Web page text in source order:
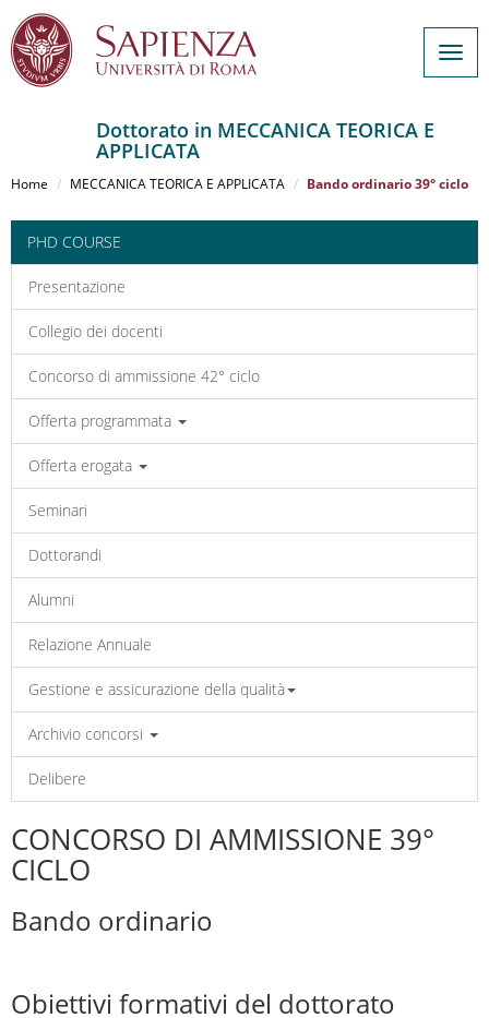
al
principale
Dottorato in MECCANICA TEORICA E
APPLICATA
Home MECCANICA TEORICA E APPLICATA Bando ordinario 39° ciclo
PHD COURSE
Presentazione
Collegio dei docenti
Concorso di ammissione 42° ciclo
Offerta programmata
Offerta erogata
Seminari
Dottorandi
Alumni
Relazione Annuale
Gestione e assicurazione della qualità
Archivio concorsi
Delibere
CONCORSO DI AMMISSIONE 39°
CICLO
Bando ordinario
Obiettivi formativi del dottorato